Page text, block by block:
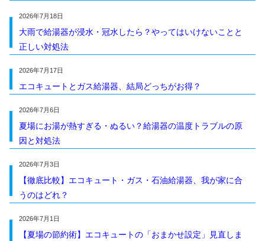
2026年7月18日
大雨で給湯器が浸水・冠水したら？やってはいけないことと
正しい対処法
2026年7月17日
エコキュートとガス給湯器、結局どっちがお得？
2026年7月6日
夏場にお湯が熱すぎる・ぬるい？給湯器の温度トラブルの原
因と対処法
2026年7月3日
【徹底比較】エコキュート・ガス・石油給湯器、我が家に合
うのはどれ？
2026年7月1日
【夏場の節約術】エコキュートの「おまかせ設定」見直しま